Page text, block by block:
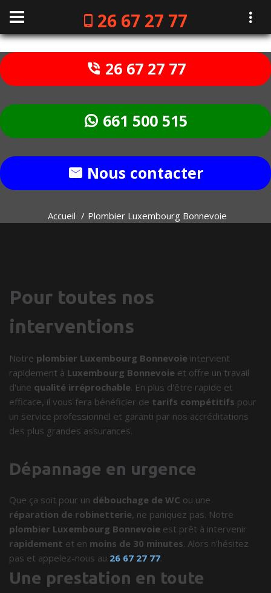
26 67 27 77
26 67 27 77
661 500 515
Nous contacter
Accueil Plombier Luxembourg Bonnevoie
Pour toutes nos
interventions
Notre plombier Luxembourg Bonnevoie intervient
rapidement à Luxembourg Bonnevoie et offre un travail
d'une qualité irréprochable. En plus d'être rapide et
efficace, il vous fera bénéficier de tarifs compétitifs pour
un service professionnel et garanti par nos accréditations
des plus grandes assurances.
Dépannage en urgence
Que ça soit pour un débouchage de WC ou une
réparation de robinetterie, ne paniquez pas. Notre
plombier Luxembourg Bonnevoie est prêt à intervenir
rapidement et en moins de 30 minutes. Alors n'hésitez
pas et appelez-nous au 26 67 27 77.
Une prestation en toute